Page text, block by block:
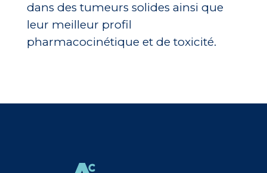
dans des tumeurs solides ainsi que
leur meilleur profil
pharmacocinétique et de toxicité.